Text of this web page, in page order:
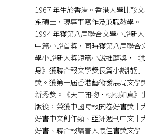
1967 年生於香港。香港大學比較
系碩士，現專事寫作及兼職教學。
1994 年獲第八屆聯合文學小說新
中篇小說首獎，同時獲第八屆聯合
學小說新人獎短篇小說推薦獎，《
身》獲聯合報文學獎長篇小說特別
獎。獲第一屆香港藝術發展局文學
新秀獎。《天工開物・栩栩如真》
版後，榮獲中國時報開卷好書獎十
好書中文創作類、亞洲週刊中文十
好書、聯合報讀書人最佳書獎文學